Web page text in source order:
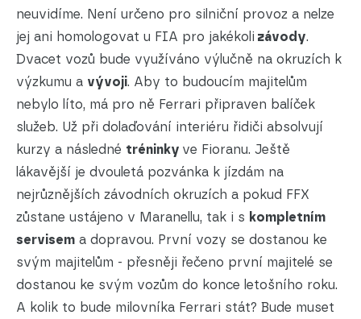
neuvidíme. Není určeno pro silniční provoz a nelze
jej ani homologovat u FIA pro jakékoli závody.
Dvacet vozů bude využíváno výlučně na okruzích k
výzkumu a vývoji. Aby to budoucím majitelům
nebylo líto, má pro ně Ferrari připraven balíček
služeb. Už při dolaďování interiéru řidiči absolvují
kurzy a následné tréninky ve Fioranu. Ještě
lákavější je dvouletá pozvánka k jízdám na
nejrůznějších závodních okruzích a pokud FFX
zůstane ustájeno v Maranellu, tak i s kompletním
servisem a dopravou. První vozy se dostanou ke
svým majitelům - přesněji řečeno první majitelé se
dostanou ke svým vozům do konce letošního roku.
A kolik to bude milovníka Ferrari stát? Bude muset